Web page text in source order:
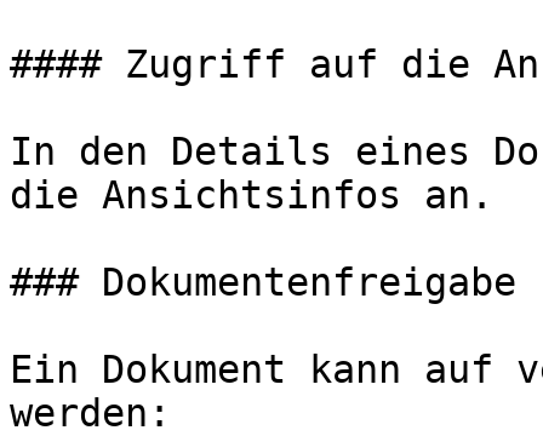
#### Zugriff auf die
In den Details eines
die Ansichtsinfos an.
### Dokumentenfreigabe
Ein Dokument kann
werden: